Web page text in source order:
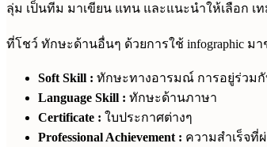
ลุ่ม เป็นทีม มาเขียน แทน และแนะนำให้เลือก เท
ที่โชว์ ทักษะด้านอื่นๆ ด้วยการใช้ infographic ม
Soft Skill : ทักษะทางอารมณ์ การอยู่ร่วม
Language Skill : ทักษะด้านภาษา
Certificate : ใบประกาศต่างๆ
Professional Achievement : ความสำเร็จที่